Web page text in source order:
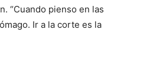
“Cuando pienso en las
Ir a la corte es la